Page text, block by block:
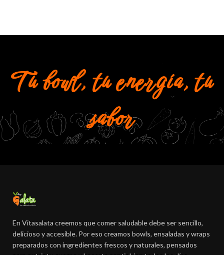
Tu bowl, tu energía, tu
sabor
En Vitasalata creemos que comer saludable debe ser sencillo,
delicioso y accesible. Por eso creamos bowls, ensaladas y wraps
preparados con ingredientes frescos y naturales, pensados